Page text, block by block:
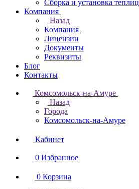
Сборка и установка теплиц
Компания
Назад
Компания
Лицензии
Документы
Реквизиты
Блог
Контакты
Комсомольск-на-Амуре
Назад
Города
Комсомольск-на-Амуре
Кабинет
0 Избранное
0 Корзина